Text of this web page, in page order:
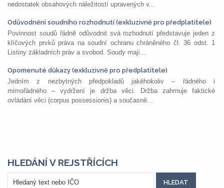
nedostatek obsahových náležitostí upravených v...
Odůvodnění soudního rozhodnutí (exkluzivně pro předplatitele)
Povinnost soudů řádně odůvodnit svá rozhodnutí představuje jeden z
klíčových prvků práva na soudní ochranu chráněného čl. 36 odst. 1
Listiny základních práv a svobod. Soudy mají...
Opomenuté důkazy (exkluzivně pro předplatitele)
Jedním z nezbytných předpokladů jakéhokoliv – řádného i
mimořádného – vydržení je držba věci. Držba zahrnuje faktické
ovládání věci (corpus possessionis) a současně...
HLEDÁNÍ V REJSTŘÍCÍCH